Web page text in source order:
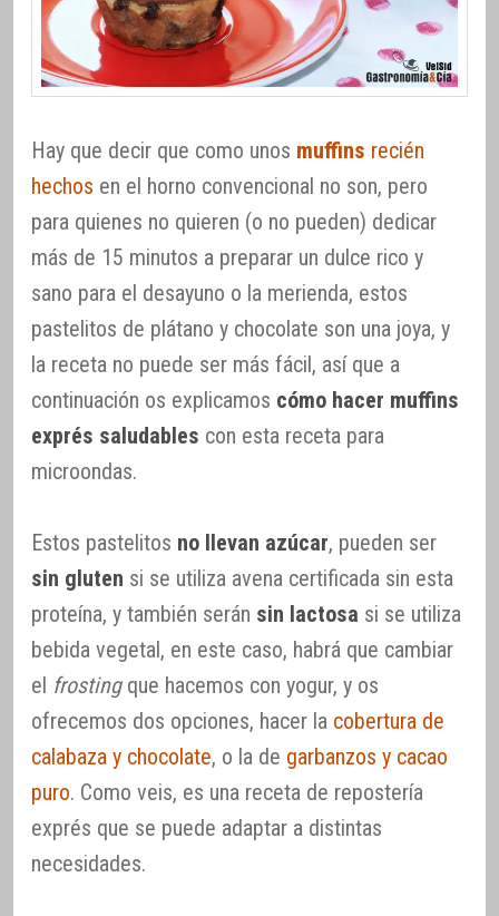
Hay que decir que como unos muffins recién
hechos en el horno convencional no son, pero
para quienes no quieren (o no pueden) dedicar
más de 15 minutos a preparar un dulce rico y
sano para el desayuno o la merienda, estos
pastelitos de plátano y chocolate son una joya, y
la receta no puede ser más fácil, así que a
continuación os explicamos cómo hacer muffins
exprés saludables con esta receta para
microondas.
Estos pastelitos no llevan azúcar, pueden ser
sin gluten si se utiliza avena certificada sin esta
proteína, y también serán sin lactosa si se utiliza
bebida vegetal, en este caso, habrá que cambiar
el frostingque hacemos con yogur, y os
ofrecemos dos opciones, hacer la cobertura de
calabaza y chocolate, o la de garbanzos y cacao
puro. Como veis, es una receta de repostería
exprés que se puede adaptar a distintas
necesidades.